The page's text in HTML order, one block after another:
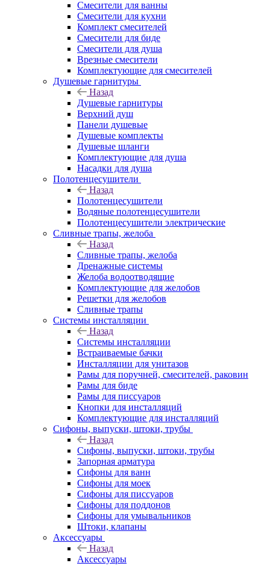
Смесители для ванны
Смесители для кухни
Комплект смесителей
Смесители для биде
Смесители для душа
Врезные смесители
Комплектующие для смесителей
Душевые гарнитуры
Назад
Душевые гарнитуры
Верхний душ
Панели душевые
Душевые комплекты
Душевые шланги
Комплектующие для душа
Насадки для душа
Полотенцесушители
Назад
Полотенцесушители
Водяные полотенцесушители
Полотенцесушители электрические
Сливные трапы, желоба
Назад
Сливные трапы, желоба
Дренажные системы
Желоба водоотводящие
Комплектующие для желобов
Решетки для желобов
Сливные трапы
Системы инсталляции
Назад
Системы инсталляции
Встраиваемые бачки
Инсталляции для унитазов
Рамы для поручней, смесителей, раковин
Рамы для биде
Рамы для писсуаров
Кнопки для инсталляций
Комплектующие для инсталляций
Сифоны, выпуски, штоки, трубы
Назад
Сифоны, выпуски, штоки, трубы
Запорная арматура
Сифоны для ванн
Сифоны для моек
Сифоны для писсуаров
Сифоны для поддонов
Сифоны для умывальников
Штоки, клапаны
Аксессуары
Назад
Аксессуары